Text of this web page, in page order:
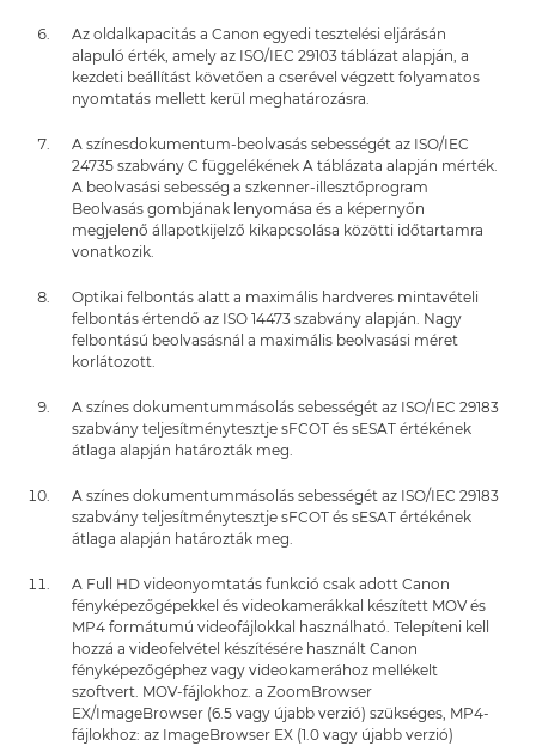
Az oldalkapacitás a Canon egyedi tesztelési eljárásán
alapuló érték, amely az ISO/IEC 29103 táblázat alapján, a
kezdeti beállítást követően a cserével végzett folyamatos
nyomtatás mellett kerül meghatározásra.
A színesdokumentum-beolvasás sebességét az ISO/IEC
24735 szabvány C függelékének A táblázata alapján mérték.
A beolvasási sebesség a szkenner-illesztőprogram
Beolvasás gombjának lenyomása és a képernyőn
megjelenő állapotkijelző kikapcsolása közötti időtartamra
vonatkozik.
Optikai felbontás alatt a maximális hardveres mintavételi
felbontás értendő az ISO 14473 szabvány alapján. Nagy
felbontású beolvasásnál a maximális beolvasási méret
korlátozott.
A színes dokumentummásolás sebességét az ISO/IEC 29183
szabvány teljesítménytesztje sFCOT és sESAT értékének
átlaga alapján határozták meg.
A színes dokumentummásolás sebességét az ISO/IEC 29183
szabvány teljesítménytesztje sFCOT és sESAT értékének
átlaga alapján határozták meg.
A Full HD videonyomtatás funkció csak adott Canon
fényképezőgépekkel és videokamerákkal készített MOV és
MP4 formátumú videofájlokkal használható. Telepíteni kell
hozzá a videofelvétel készítésére használt Canon
fényképezőgéphez vagy videokamerához mellékelt
szoftvert. MOV-fájlokhoz. a ZoomBrowser
EX/ImageBrowser (6.5 vagy újabb verzió) szükséges, MP4-
fájlokhoz: az ImageBrowser EX (1.0 vagy újabb verzió)